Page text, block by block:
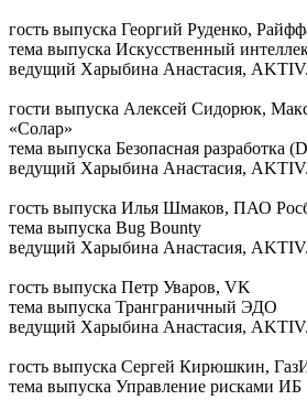
гость выпуска Георгий Руденко,
тема выпуска Искусственный
ведущий Харыбина Анастасия,
гости выпуска Алексей Сидорюк,
«Солар»
тема выпуска Безопасная разработка
ведущий Харыбина Анастасия,
гость выпуска Илья Шмаков, ПАО
тема выпуска Bug Bounty
ведущий Харыбина Анастасия,
гость выпуска Петр Уваров, VK
тема выпуска Транграничный ЭДО
ведущий Харыбина Анастасия,
гость выпуска Сергей Кирюшкин,
тема выпуска Управление рисками ИБ